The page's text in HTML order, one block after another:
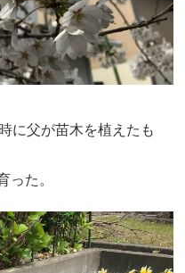
に父が苗木を植えたも
った。